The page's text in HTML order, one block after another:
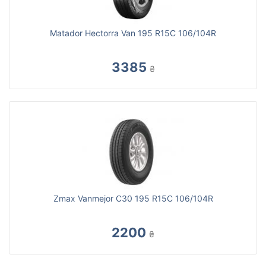
Matador Hectorra Van 195 R15C 106/104R
3385 ₴
Zmax Vanmejor C30 195 R15C 106/104R
2200 ₴